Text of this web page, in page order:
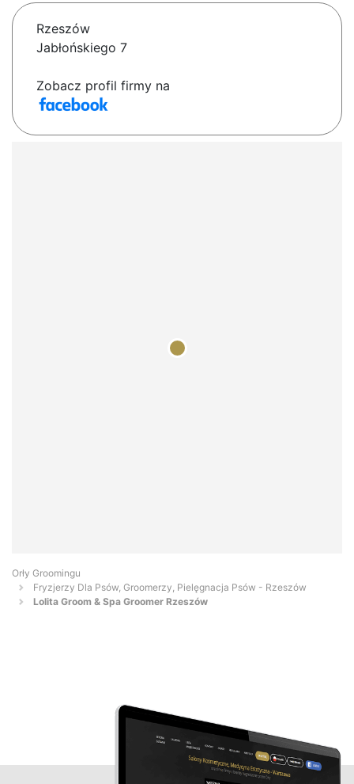
Rzeszów
Jabłońskiego 7
Zobacz profil firmy na
Orły Groomingu
Fryzjerzy Dla Psów, Groomerzy, Pielęgnacja Psów - Rzeszów
Lolita Groom & Spa Groomer Rzeszów